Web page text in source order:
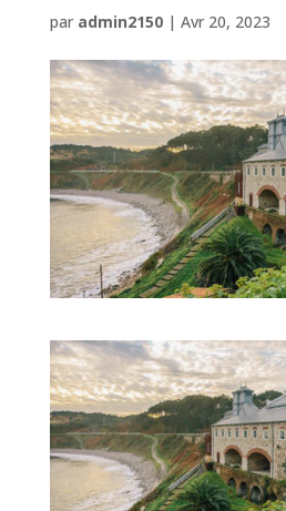
par admin2150| Avr 20, 2023